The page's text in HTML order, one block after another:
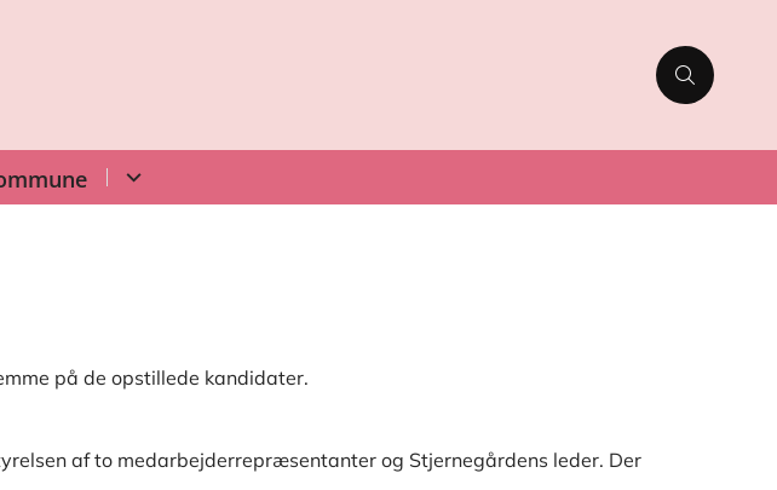
på de opstillede kandidater.
af to medarbejderrepræsentanter og Stjernegårdens leder. Der